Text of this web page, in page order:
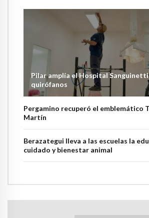
Pilar amplía el Hospital Sanguinetti
quirófanos
Pergamino recuperó el emblemático
Martín
Berazategui lleva a las escuelas la
cuidado y bienestar animal